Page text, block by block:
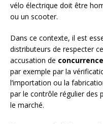
vélo électrique doit être
ou un scooter.
Dans ce contexte, il est
distributeurs de respecter
accusation de
par exemple par la
l’importation ou la
par le contrôle régulier des
le marché.